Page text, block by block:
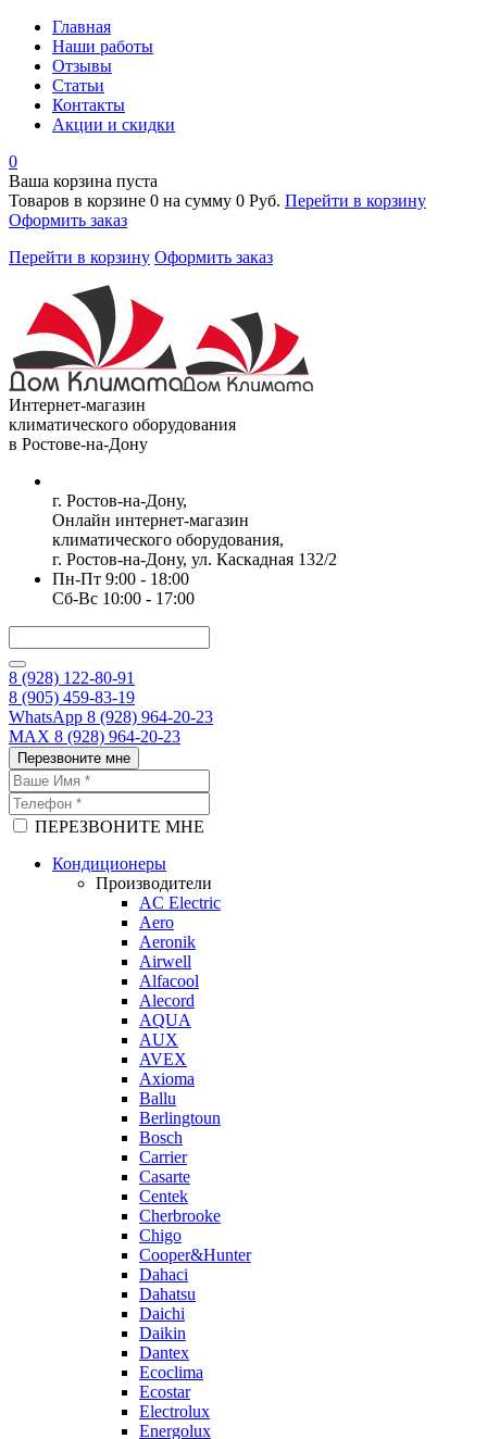
Главная
Наши работы
Отзывы
Статьи
Контакты
Акции и скидки
0
Ваша корзина пуста
Товаров в корзине 0 на сумму 0 Руб. Перейти в корзину
Оформить заказ
Перейти в корзину Оформить заказ
Интернет-магазин
климатического оборудования
в Ростове-на-Дону
г. Ростов-на-Дону,
Онлайн интернет-магазин
климатического оборудования,
г. Ростов-на-Дону, ул. Каскадная 132/2
Пн-Пт 9:00 - 18:00
Сб-Вс 10:00 - 17:00
8 (928) 122-80-91
8 (905) 459-83-19
WhatsApp 8 (928) 964-20-23
MAX 8 (928) 964-20-23
Перезвоните мне
ПЕРЕЗВОНИТЕ МНЕ
Кондиционеры
Производители
AC Electric
Aero
Aeronik
Airwell
Alfacool
Alecord
AQUA
AUX
AVEX
Axioma
Ballu
Berlingtoun
Bosch
Carrier
Casarte
Centek
Cherbrooke
Chigo
Cooper&Hunter
Dahaci
Dahatsu
Daichi
Daikin
Dantex
Ecoclima
Ecostar
Electrolux
Energolux